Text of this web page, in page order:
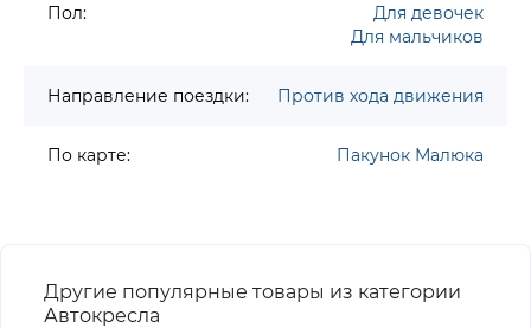
Пол:
Для девочек
Для мальчиков
Направление поездки: Против хода движения
По карте: Пакунок Малюка
Другие популярные товары из категории
Автокресла